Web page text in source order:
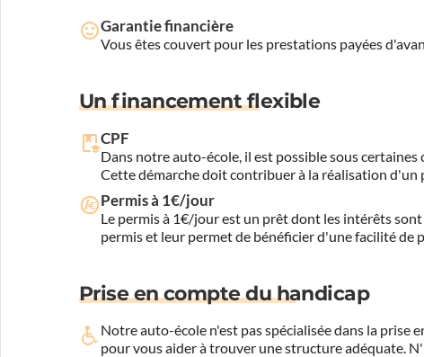
Garantie financière
Vous êtes couvert pour les prestations payées
Un financement flexible
CPF
Dans notre auto-école, il est possible sous
Cette démarche doit contribuer à la réalisation d'un
Permis à 1€/jour
Le permis à 1€/jour est un prêt dont les intérêts
permis et leur permet de bénéficier d'une facilité de
Prise en compte du handicap
Notre auto-école n'est pas spécialisée dans la prise
pour vous aider à trouver une structure adéquate.